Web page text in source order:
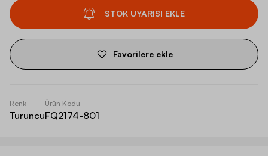
STOK UYARISI EKLE
Favorilere ekle
Renk
Turuncu
Ürün Kodu
FQ2174-801